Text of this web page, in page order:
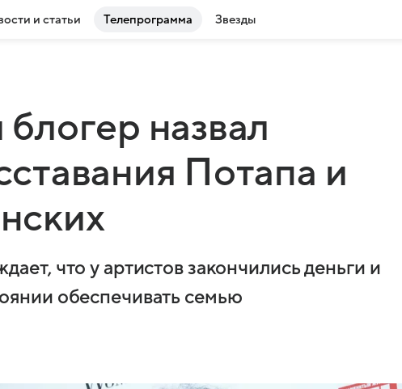
и статьи Телепрограмма Звезды
назвал
Потапа и
что у артистов закончились деньги и
обеспечивать семью